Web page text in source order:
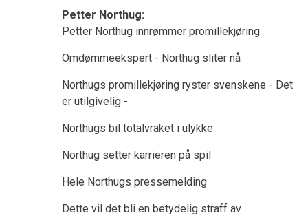
Petter Northug:
Petter Northug innrømmer promillekjøring
Omdømmeekspert - Northug sliter nå
Northugs promillekjøring ryster svenskene - Det
er utilgivelig -
Northugs bil totalvraket i ulykke
Northug setter karrieren på spil
Hele Northugs pressemelding
Dette vil det bli en betydelig straff av